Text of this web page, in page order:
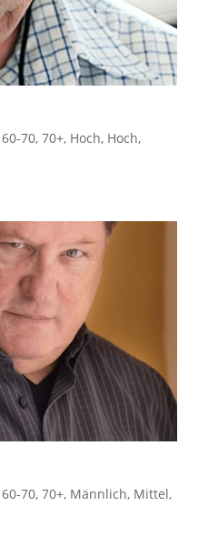
60-70, 70+, Hoch, Hoch,
60-70, 70+, Männlich, Mittel,